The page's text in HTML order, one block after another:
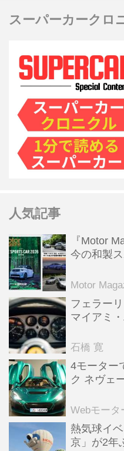
スーパーカークロ
人気記事
『Motor
今の和製
Motor
フェラー
マイアミ
石橋 寛
4モーター
ク ネヴェ
全版／115
Webモータ
熱気球イ
京」が2年